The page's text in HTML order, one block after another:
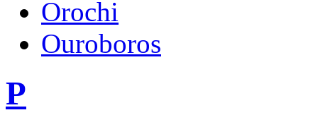
Orochi
Ouroboros
P